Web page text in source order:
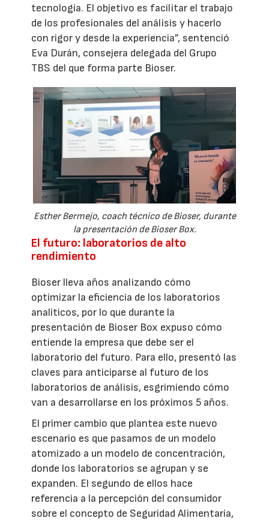
tecnología. El objetivo es facilitar el trabajo
de los profesionales del análisis y hacerlo
con rigor y desde la experiencia”, sentenció
Eva Durán, consejera delegada del Grupo
TBS del que forma parte Bioser.
Esther Bermejo, coach técnico de Bioser, durante
la presentación de Bioser Box.
El futuro: laboratorios de alto
rendimiento
Bioser lleva años analizando cómo
optimizar la eficiencia de los laboratorios
analíticos, por lo que durante la
presentación de Bioser Box expuso cómo
entiende la empresa que debe ser el
laboratorio del futuro. Para ello, presentó las
claves para anticiparse al futuro de los
laboratorios de análisis, esgrimiendo cómo
van a desarrollarse en los próximos 5 años.
El primer cambio que plantea este nuevo
escenario es que pasamos de un modelo
atomizado a un modelo de concentración,
donde los laboratorios se agrupan y se
expanden. El segundo de ellos hace
referencia a la percepción del consumidor
sobre el concepto de Seguridad Alimentaria,